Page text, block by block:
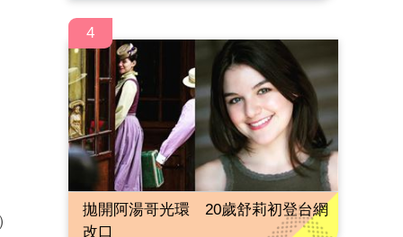
4
拋開阿湯哥光環 20歲舒莉初登台網
改口